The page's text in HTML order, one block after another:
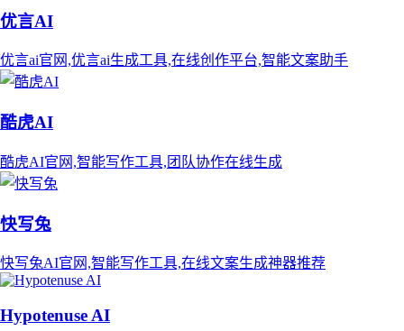
优言AI
优言ai官网,优言ai生成工具,在线创作平台,智能文案助手
酷虎AI
酷虎AI官网,智能写作工具,团队协作在线生成
快写兔
快写兔AI官网,智能写作工具,在线文案生成神器推荐
Hypotenuse AI